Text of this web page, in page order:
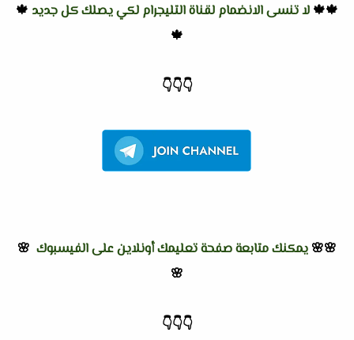
🍁🍁 لا تنسى الانضمام لقناة التليجرام لكي يصلك كل جديد 🍁
🍁
👇
👇
👇
🌸🌸 يمكنك متابعة صفحة تعليمك أونلاين على الفيسبوك 🌸
🌸
👇
👇
👇